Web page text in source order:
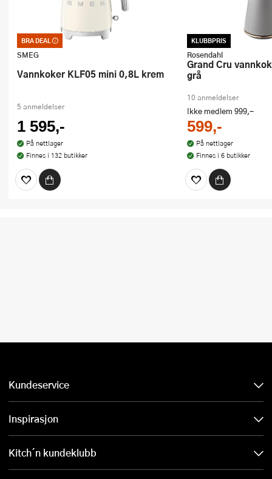
BRA DEAL
Bra deal – merkelappen som garanterer
et godt kjøp. Kan ikke kombineres med
kuponger eller andre tilbud
SMEG
Vannkoker KLF05 mini 0,8L krem
5 anmeldelser
1 595,-
På nettlager
Finnes i 132 butikker
KLUBBPRIS
Rosendahl
Grand Cru vannkoker 1,4L mørk
grå
10 anmeldelser
Ikke medlem 999,-
599,-
På nettlager
Finnes i 6 butikker
Kundeservice
Inspirasjon
Kitch´n kundeklubb